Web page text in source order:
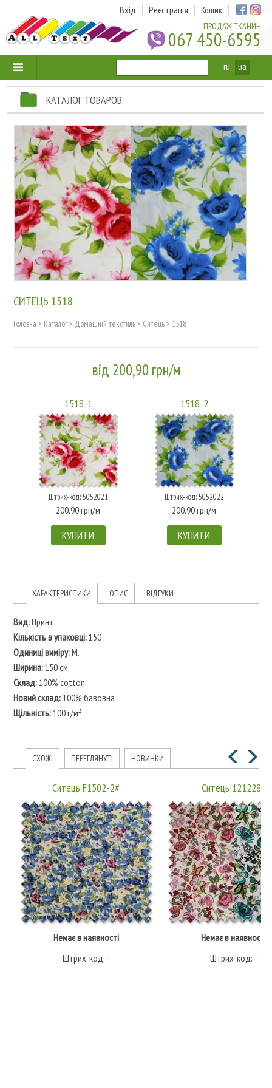
ПРОДАЖ ТКАНИН
067 450-6595
Вхід Реєстрація Кошик
ru ua
КАТАЛОГ ТОВАРОВ
СИТЕЦЬ 1518
Головна > Каталог> Домашній текстиль> Ситець> 1518
від 200,90 грн/м
1518-1
Штрих-код: 5052021
200.90 грн/м
КУПИТИ
1518-2
Штрих-код: 5052022
200.90 грн/м
КУПИТИ
ХАРАКТЕРИСТИКИ ОПИС ВІДГУКИ
Вид:Принт
Кількість в упаковці:150
Одиниці виміру:М.
Ширина:150 см
Склад:100% cotton
Новий склад:100% бавовна
Щільність:100 г/м²
СХОЖІ ПЕРЕГЛЯНУТІ НОВИНКИ
Ситець F1502-2#
Немає в наявності
Штрих-код: -
Ситець 1212281
Немає в наявності
Штрих-код: -